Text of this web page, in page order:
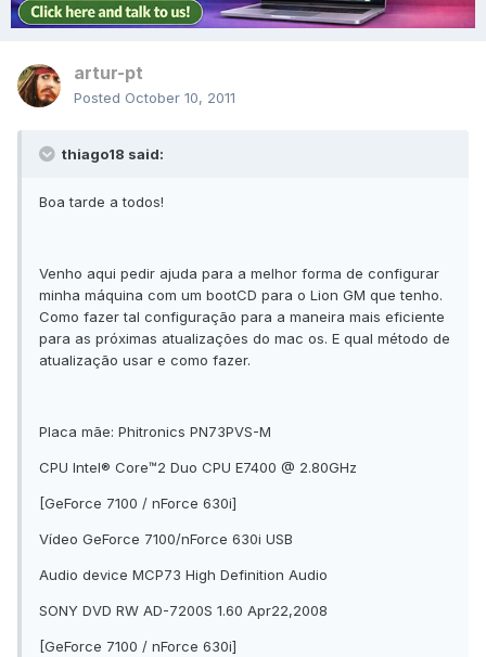
artur-pt
Posted October 10, 2011
thiago18 said:
Boa tarde a todos!
Venho aqui pedir ajuda para a melhor forma de configurar
minha máquina com um bootCD para o Lion GM que tenho.
Como fazer tal configuração para a maneira mais eficiente
para as próximas atualizações do mac os. E qual método de
atualização usar e como fazer.
Placa mãe: Phitronics PN73PVS-M
CPU Intel® Core™2 Duo CPU E7400 @ 2.80GHz
[GeForce 7100 / nForce 630i]
Vídeo GeForce 7100/nForce 630i USB
Audio device MCP73 High Definition Audio
SONY DVD RW AD-7200S 1.60 Apr22,2008
[GeForce 7100 / nForce 630i]